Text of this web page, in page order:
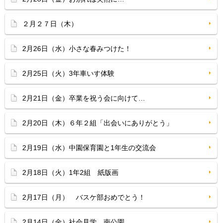
２月２７日（木）
2月26日（水）小さな春みつけた！
2月25日（火）3年車いす体験
2月21日（金）卒業を祝う会に向けて…
2月20日（木）６年２組「出会いにありがとう」
2月19日（水）中園保育園と1年生の交流会
2月18日（火）1年2組 紙版画
2月17日（月） バスケ部おめでとう！